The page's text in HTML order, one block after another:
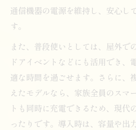
通信機器の電源を維持し、安心し
す。
また、普段使いとしては、屋外で
ドアイベントなどにも活用でき、
適な時間を過ごせます。さらに、
えたモデルなら、家族全員のスマ
トも同時に充電できるため、現代
ったりです。導入時は、容量や出